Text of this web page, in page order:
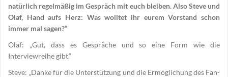
natürlich regelmäßig im Gespräch mit euch bleiben. Also Steve und
Olaf, Hand aufs Herz: Was wolltet ihr eurem Vorstand schon
immer mal sagen?“
Olaf: „Gut, dass es Gespräche und so eine Form wie die
Interviewreihe gibt.“
Steve: „Danke für die Unterstützung und die Ermöglichung des Fan-